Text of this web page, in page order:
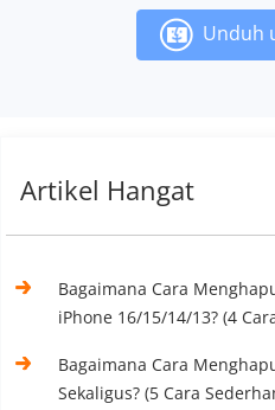
Unduh
Artikel Hangat
Bagaimana Cara
iPhone 16/15/14/13? (4
Bagaimana Cara
Sekaligus? (5 Cara